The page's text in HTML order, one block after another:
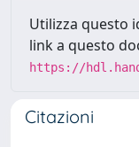
Utilizza questo
link a questo
https://
Citazioni